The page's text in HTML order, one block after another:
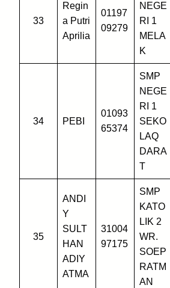
33
Regin
a Putri
Aprilia
01197
09279
NEGE
RI 1
MELA
K
34 PEBI
01093
65374
SMP
NEGE
RI 1
SEKO
LAQ
DARA
T
35
ANDI
Y
SULT
HAN
ADIY
ATMA
31004
97175
SMP
KATO
LIK 2
WR.
SOEP
RATM
AN